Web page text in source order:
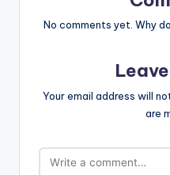
No comments yet. Why
Your email address will
are